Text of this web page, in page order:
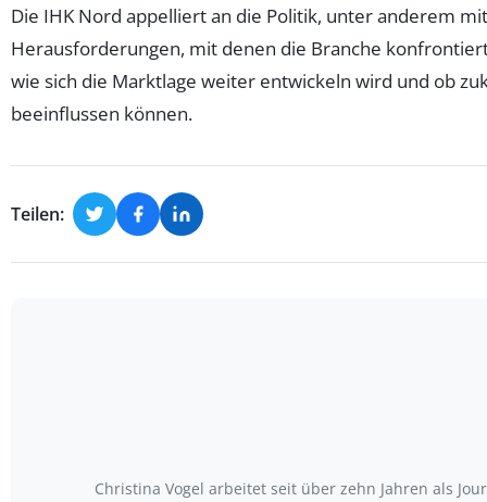
Die IHK Nord appelliert an die Politik, unter anderem
Herausforderungen, mit denen die Branche
wie sich die Marktlage weiter entwickeln wird und ob
beeinflussen können.
Teilen:
Christina Vogel arbeitet seit über zehn Jahren als